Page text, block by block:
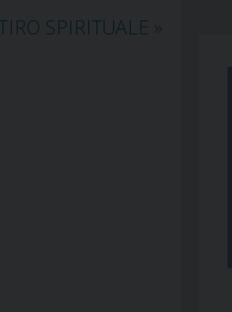
SPIRITUALE »